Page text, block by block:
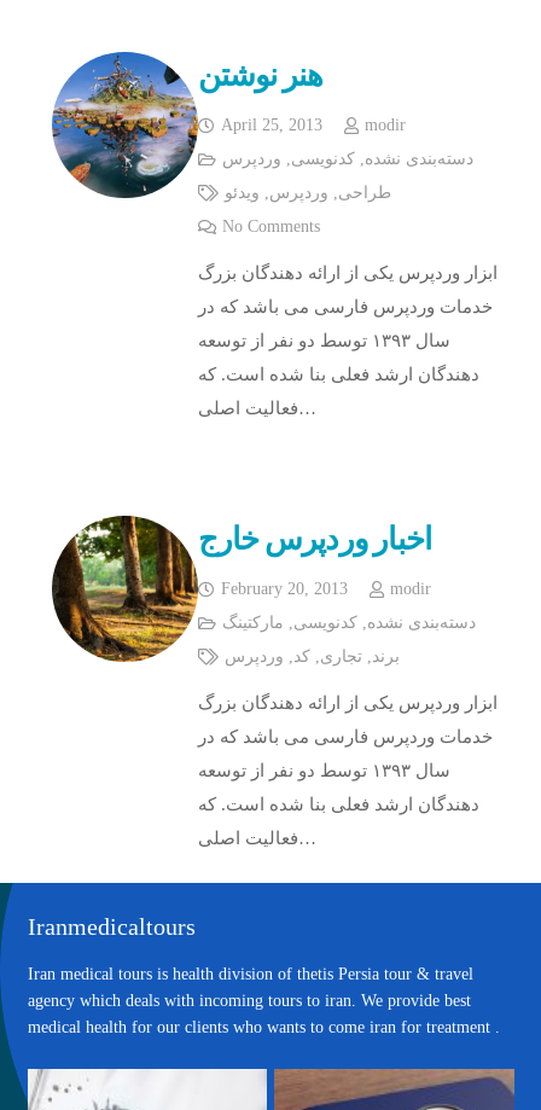
هنر نوشتن
April 25, 2013
modir
دسته‌بندی نشده ,کدنویسی
وردپرس
طراحی
وردپرس
ویدئو
No Comments
ابزار وردپرس یکی از ارائه دهندگان بزرگ
خدمات وردپرس فارسی می باشد که در
سال ۱۳۹۳ توسط دو نفر از توسعه
دهندگان ارشد فعلی بنا شده است. که
فعالیت اصلی…
اخبار وردپرس خارج
February 20, 2013
modir
دسته‌بندی نشده ,کدنویسی
مارکتینگ
برند
,تجاری ,کد وردپرس
ابزار وردپرس یکی از ارائه دهندگان بزرگ
خدمات وردپرس فارسی می باشد که در
سال ۱۳۹۳ توسط دو نفر از توسعه
دهندگان ارشد فعلی بنا شده است. که
فعالیت اصلی…
Iranmedicaltours
Iran medical tours is health division of thetis Persia tour & travel
agency which deals with incoming tours to iran. We provide best
medical health for our clients who wants to come iran for treatment .